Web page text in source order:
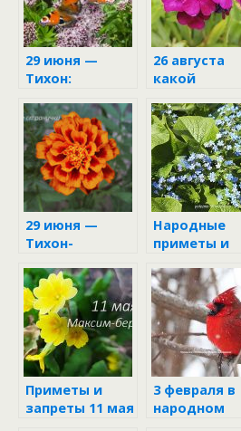
29 июня —
Тихон:
народная
мудрость
26 августа
какой
29 июня —
Тихон-
Народные
приметы и
Приметы и
запреты 11 мая
3 февраля в
народном